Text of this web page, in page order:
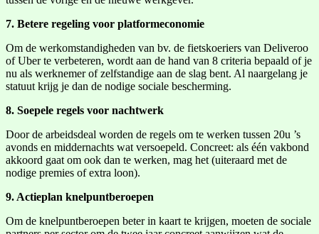
7. Betere regeling voor platformeconomie
Om de werkomstandigheden van bv. de fietskoeriers van Deliveroo
of Uber te verbeteren, wordt aan de hand van 8 criteria bepaald of je
nu als werknemer of zelfstandige aan de slag bent. Al naargelang je
statuut krijg je dan de nodige sociale bescherming.
8. Soepele regels voor nachtwerk
Door de arbeidsdeal worden de regels om te werken tussen 20u ’s
avonds en middernachts wat versoepeld. Concreet: als één vakbond
akkoord gaat om ook dan te werken, mag het (uiteraard met de
nodige premies of extra loon).
9. Actieplan knelpuntberoepen
Om de knelpuntberoepen beter in kaart te krijgen, moeten de sociale